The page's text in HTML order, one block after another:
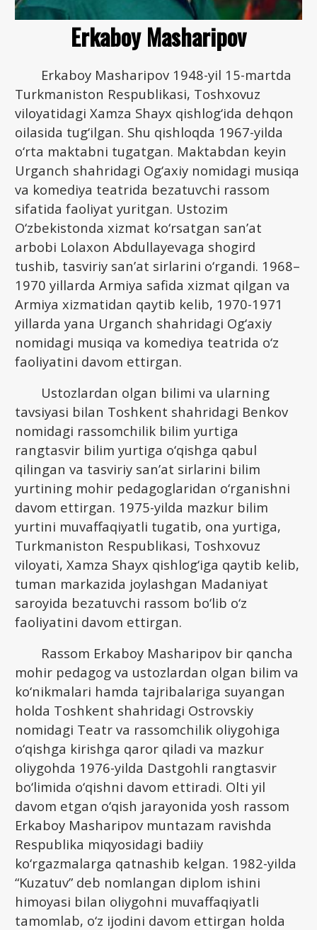
Erkaboy Masharipov
Erkaboy Masharipov 1948-yil 15-martda
Turkmaniston Respublikasi, Toshxovuz
viloyatidagi Xamza Shayx qishlog‘ida dehqon
oilasida tug‘ilgan. Shu qishloqda 1967-yilda
o‘rta maktabni tugatgan. Maktabdan keyin
Urganch shahridagi Og‘axiy nomidagi musiqa
va komediya teatrida bezatuvchi rassom
sifatida faoliyat yuritgan. Ustozim
O‘zbekistonda xizmat ko‘rsatgan san’at
arbobi Lolaxon Abdullayevaga shogird
tushib, tasviriy san’at sirlarini o‘rgandi. 1968–
1970 yillarda Armiya safida xizmat qilgan va
Armiya xizmatidan qaytib kelib, 1970-1971
yillarda yana Urganch shahridagi Og‘axiy
nomidagi musiqa va komediya teatrida o‘z
faoliyatini davom ettirgan.
Ustozlardan olgan bilimi va ularning
tavsiyasi bilan Toshkent shahridagi Benkov
nomidagi rassomchilik bilim yurtiga
rangtasvir bilim yurtiga o‘qishga qabul
qilingan va tasviriy san’at sirlarini bilim
yurtining mohir pedagoglaridan o‘rganishni
davom ettirgan. 1975-yilda mazkur bilim
yurtini muvaffaqiyatli tugatib, ona yurtiga,
Turkmaniston Respublikasi, Toshxovuz
viloyati, Xamza Shayx qishlog‘iga qaytib kelib,
tuman markazida joylashgan Madaniyat
saroyida bezatuvchi rassom bo‘lib o‘z
faoliyatini davom ettirgan.
Rassom Erkaboy Masharipov bir qancha
mohir pedagog va ustozlardan olgan bilim va
ko‘nikmalari hamda tajribalariga suyangan
holda Toshkent shahridagi Ostrovskiy
nomidagi Teatr va rassomchilik oliygohiga
o‘qishga kirishga qaror qiladi va mazkur
oliygohda 1976-yilda Dastgohli rangtasvir
bo‘limida o‘qishni davom ettiradi. Olti yil
davom etgan o‘qish jarayonida yosh rassom
Erkaboy Masharipov muntazam ravishda
Respublika miqyosidagi badiiy
ko‘rgazmalarga qatnashib kelgan. 1982-yilda
“Kuzatuv” deb nomlangan diplom ishini
himoyasi bilan oliygohni muvaffaqiyatli
tamomlab, o‘z ijodini davom ettirgan holda